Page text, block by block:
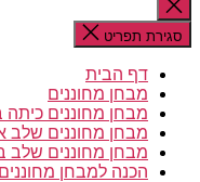
סגירת
החיפוש
סגירת תפריט
דף הבית
מבחן מחוננים
מבחן מחוננים כיתה
מבחן מחוננים שלב
מבחן מחוננים שלב
הכנה למבחן מחוננים